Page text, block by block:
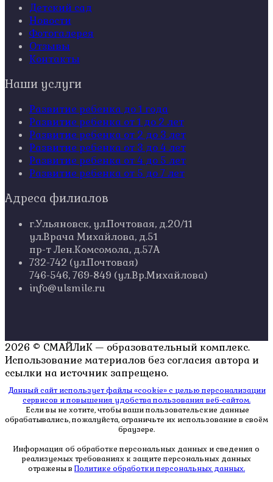
Детский сад
Новости
Фотогалерея
Отзывы
Контакты
Наши услуги
Развитие ребенка до 1 года
Развитие ребенка от 1 до 2 лет
Развитие ребенка от 2 до 3 лет
Развитие ребенка от 3 до 4 лет
Развитие ребенка от 4 до 5 лет
Развитие ребенка от 5 до 7 лет
Адреса филиалов
г.Ульяновск, ул.Почтовая, д.20/11
ул.Врача Михайлова, д.51
пр-т Лен.Комсомола, д.57А
732-742 (ул.Почтовая)
746-546, 769-849 (ул.Вр.Михайлова)
info@ulsmile.ru
2026 © СМАЙЛиК — образовательный комплекс.
Использование материалов без согласия автора и
ссылки на источник запрещено.
Данный сайт использует файлы «cookie» с целью персонализации
сервисов и повышения удобства пользования веб-сайтом.
Если вы не хотите, чтобы ваши пользовательские данные
обрабатывались, пожалуйста, ограничьте их использование в своём
браузере.
Информация об обработке персональных данных и сведения о
реализуемых требованиях к защите персональных данных
отражены в Политике обработки персональных данных.